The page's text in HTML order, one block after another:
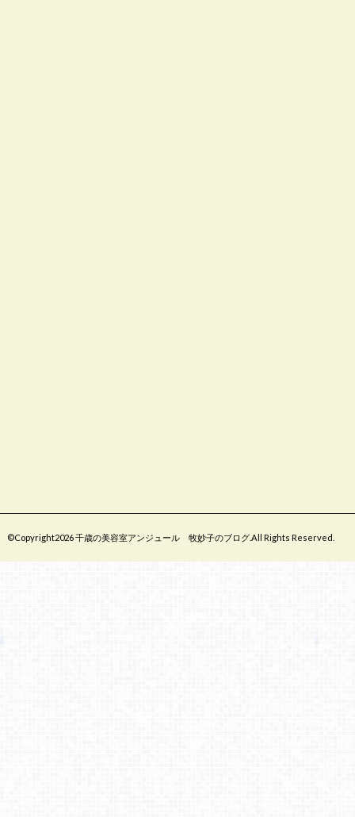
©Copyright2026千歳の美容室アンジュール 牧妙子のブログ.All Rights Reserved.